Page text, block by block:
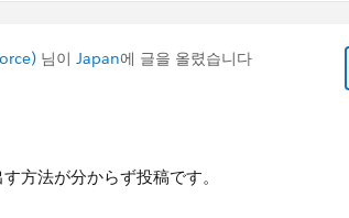
님이 Japan에 글을 올렸습니다
方法が分からず投稿です。